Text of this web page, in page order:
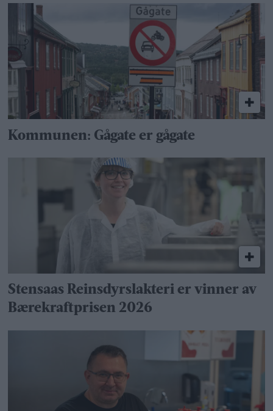
Kommunen: Gågate er gågate
Stensaas Reinsdyrslakteri er vinner av
Bærekraftprisen 2026